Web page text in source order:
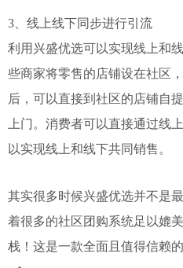
3、线上线下同步进行引流
利用兴盛优选可以实现线上和
些商家将零售的店铺设在社区
后，可以直接到社区的店铺自
上门。消费者可以直接通过线
以实现线上和线下共同销售。
其实很多时候兴盛优选并不是
着很多的社区团购系统足以媲
栈！这是一款全面且值得信赖的